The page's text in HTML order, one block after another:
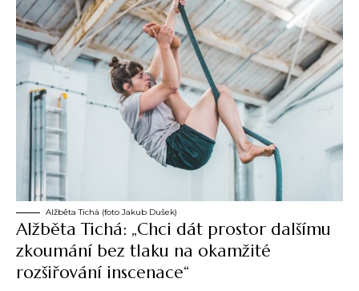
Alžběta Tichá (foto Jakub Dušek)
Alžběta Tichá: „Chci dát prostor dalšímu
zkoumání bez tlaku na okamžité
rozšiřování inscenace“